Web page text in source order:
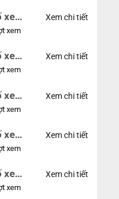
xe
xem
Xem chi tiết
xe
xem
Xem chi tiết
xe
xem
Xem chi tiết
xe
xem
Xem chi tiết
xe
xem
Xem chi tiết